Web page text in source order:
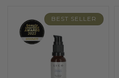
BEST SELLER